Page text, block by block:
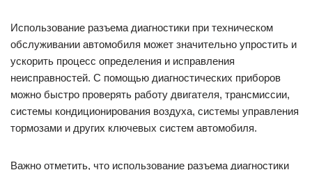
Использование разъема диагностики при техническом
обслуживании автомобиля может значительно упростить и
ускорить процесс определения и исправления
неисправностей. С помощью диагностических приборов
можно быстро проверять работу двигателя, трансмиссии,
системы кондиционирования воздуха, системы управления
тормозами и других ключевых систем автомобиля.
Важно отметить, что использование разъема диагностики